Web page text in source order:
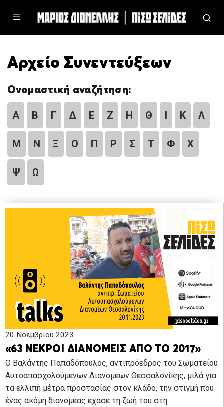
Αρχείο Συνεντεύξεων
Ονομαστική αναζήτηση:
Α Β Γ Δ Ε Ζ Η Θ Ι Κ Λ
Μ Ν Ξ Ο Π Ρ Σ Τ Φ Χ
Ψ Ω
20 Νοεμβρίου 2023
«63 ΝΕΚΡΟΙ ΔΙΑΝΟΜΕΙΣ ΑΠΟ ΤΟ 2017»
Ο Βαλάντης Παπαδόπουλος, αντιπρόεδρος του Σωματείου
Αυτοαπασχολούμενων Διανομέων Θεσσαλονίκης, μιλά για
τα ελλιπή μέτρα προστασίας στον κλάδο, την στιγμή που
ένας ακόμη διανομέας έχασε τη ζωή του στη